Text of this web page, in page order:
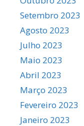
Setembro 2023
Agosto 2023
Julho 2023
Maio 2023
Abril 2023
Março 2023
Fevereiro 2023
Janeiro 2023